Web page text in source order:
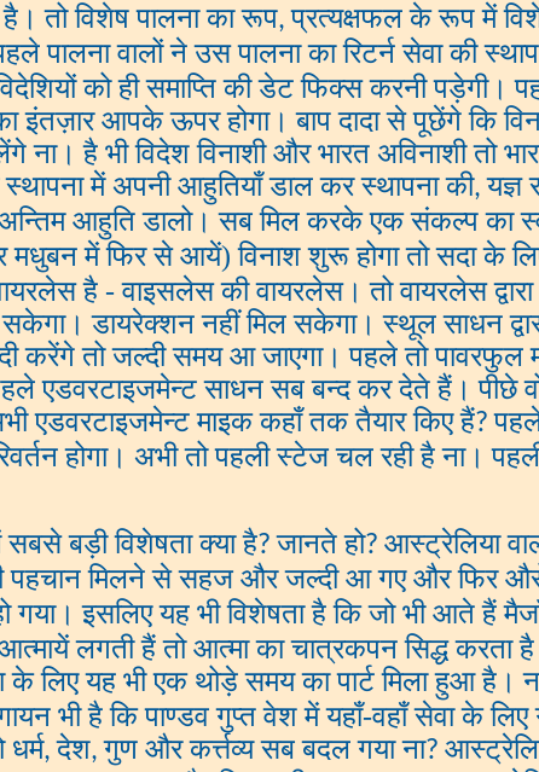
तो विशेष पालना का रूप,प्रत्यक्षफल के रूप में
पालना वालों ने उस पालना का रिटर्न सेवा की
विदेशियों को ही समाप्ति की डेट फिक्स करनी
आपके ऊपर होगा। बाप दादा से पूछेंगे कि
लेंगे ना। है भी विदेश विनाशी और भारत अविनाशी तो
स्थापना में अपनी आहुतियाँ डाल कर स्थापना की,यज्ञ
आहुति डालो। सब मिल करके एक संकल्प का
में फिर से आयें) विनाश शुरू होगा तो सदा के
है - वाइसलेस की वायरलेस। तो वायरलेस
डायरेक्शन नहीं मिल सकेगा। स्थूल साधन
तो जल्दी समय आ जाएगा। पहले तो पावरफुल
एडवरटाइजमेन्ट साधन सब बन्द कर देते हैं। पीछे
एडवरटाइजमेन्ट माइक कहाँ तक तैयार किए हैं?
होगा। अभी तो पहली स्टेज चल रही है ना।
सबसे बड़ी विशेषता क्या है?जानते हो? आस्ट्रेलिया
पहचान मिलने से सहज और जल्दी आ गए और फिर
गया। इसलिए यह भी विशेषता है कि जो भी आते हैं
लगती हैं तो आत्मा का चात्रकपन सिद्ध करता
लिए यह भी एक थोड़े समय का पार्ट मिला हुआ है।
भी है कि पाण्डव गुप्त वेश में यहाँ-वहाँ सेवा के
,देश,गुण और कर्त्तव्य सब बदल गया ना?